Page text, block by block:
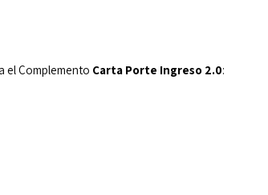
el Complemento Carta Porte Ingreso 2.0: